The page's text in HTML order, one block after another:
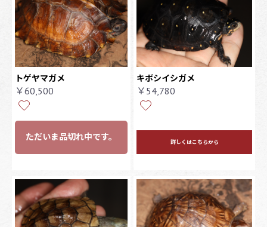
トゲヤマガメ
￥60,500
ただいま品切れ中です。
キボシイシガメ
￥54,780
詳しくはこちらから